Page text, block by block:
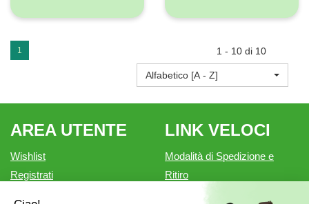
1 1 - 10 di 10
Alfabetico [A - Z]
AREA UTENTE
Wishlist
Registrati
LINK VELOCI
Modalità di Spedizione e
Ritiro